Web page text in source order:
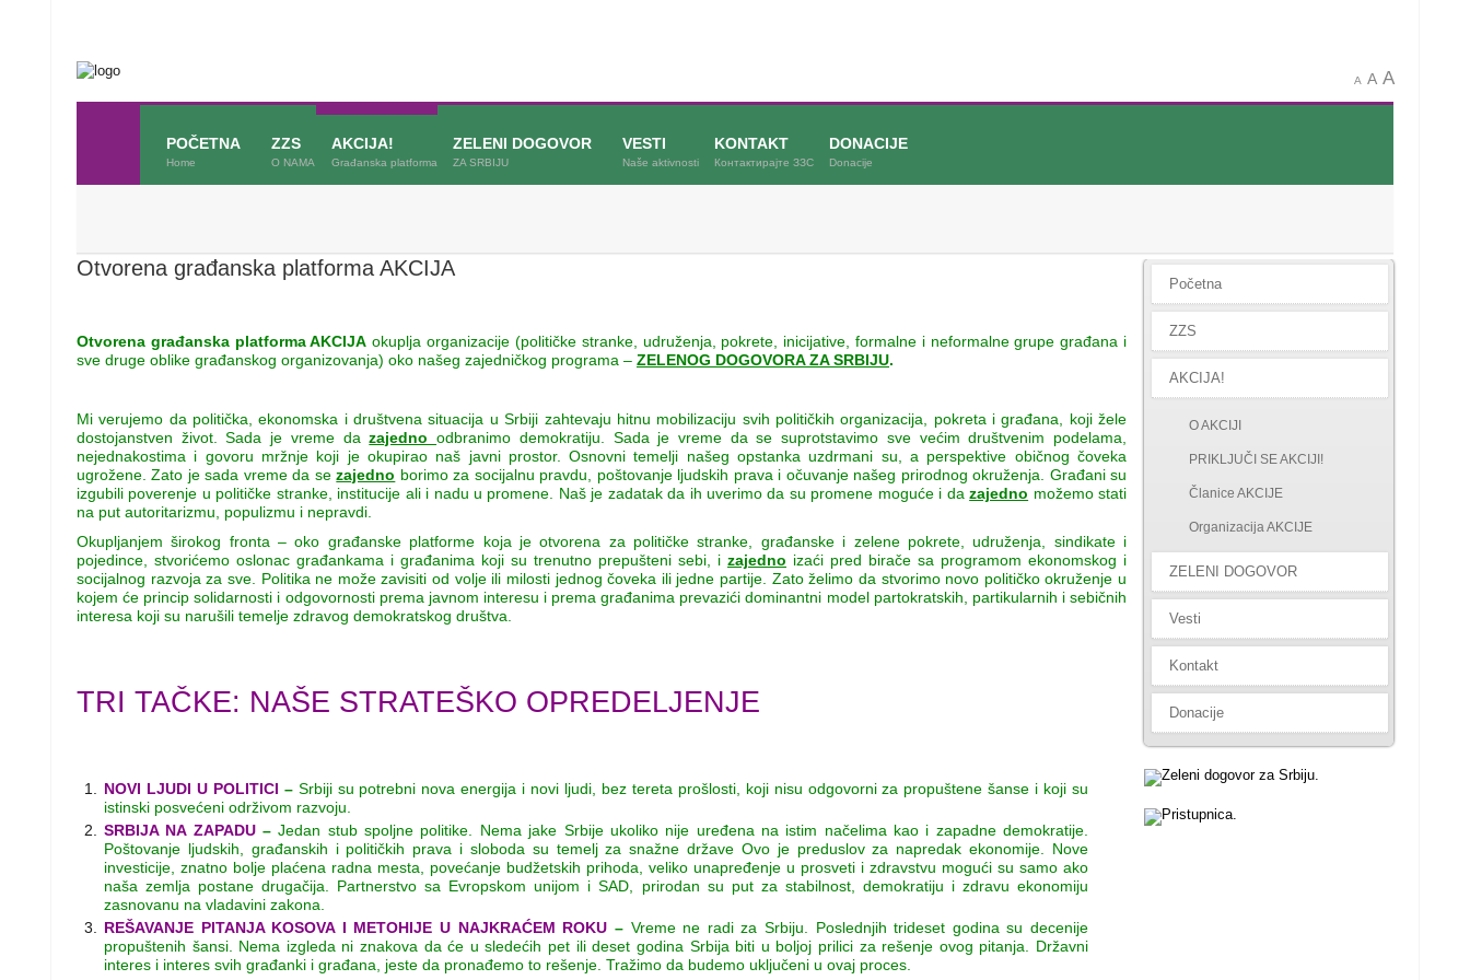
A A A
POČETNA
Home
ZZS
O NAMA
AKCIJA!
Građanska platforma
ZELENI DOGOVOR
ZA SRBIJU
VESTI
Naše aktivnosti
KONTAKT
Контактирајте ЗЗС
DONACIJE
Donacije
Otvorena građanska platforma AKCIJA
Otvorena građanska platforma AKCIJA okuplja organizacije (političke stranke, udruženja, pokrete, inicijative, formalne i neformalne grupe građana i
sve druge oblike građanskog organizovanja) oko našeg zajedničkog programa – ZELENOG DOGOVORA ZA SRBIJU.
Mi verujemo da politička, ekonomska i društvena situacija u Srbiji zahtevaju hitnu mobilizaciju svih političkih organizacija, pokreta i građana, koji žele
dostojanstven život. Sada je vreme dazajednoodbranimo demokratiju. Sada je vreme da se suprotstavimo sve većim društvenim podelama,
nejednakostima i govoru mržnje koji je okupirao naš javni prostor. Osnovni temelji našeg opstanka uzdrmani su, a perspektive običnog čoveka
ugrožene. Zato je sada vreme da sezajedno borimo za socijalnu pravdu, poštovanje ljudskih prava i očuvanje našeg prirodnog okruženja. Građani su
izgubili poverenje u političke stranke, institucije ali i nadu u promene. Naš je zadatak da ih uverimo da su promene moguće i dazajedno možemo stati
na put autoritarizmu, populizmu i nepravdi.
Okupljanjem širokog fronta – oko građanske platforme koja je otvorena za političke stranke, građanske i zelene pokrete, udruženja, sindikate i
pojedince, stvorićemo oslonac građankama i građanima koji su trenutno prepušteni sebi, i zajedno izaći pred birače sa programom ekonomskog i
socijalnog razvoja za sve. Politika ne može zavisiti od volje ili milosti jednog čoveka ili jedne partije. Zato želimo da stvorimo novo političko okruženje u
kojem će princip solidarnosti i odgovornosti prema javnom interesu i prema građanima prevazići dominantni model partokratskih, partikularnih i sebičnih
interesa koji su narušili temelje zdravog demokratskog društva.
TRI TAČKE: NAŠE STRATEŠKO OPREDELJENJE
NOVI LJUDI U POLITICI – Srbiji su potrebni nova energija i novi ljudi, bez tereta prošlosti, koji nisu odgovorni za propuštene šanse i koji su
istinski posvećeni održivom razvoju.
SRBIJA NA ZAPADU–Jedan stub spoljne politike. Nema jake Srbije ukoliko nije uređena na istim načelima kao i zapadne demokratije.
Poštovanje ljudskih, građanskih i političkih prava i sloboda su temelj za snažne države Ovo je preduslov za napredak ekonomije. Nove
investicije, znatno bolje plaćena radna mesta, povećanje budžetskih prihoda, veliko unapređenje u prosveti i zdravstvu mogući su samo ako
naša zemlja postane drugačija. Partnerstvo sa Evropskom unijom i SAD, prirodan su put za stabilnost, demokratiju i zdravu ekonomiju
zasnovanu na vladavini zakona.
REŠAVANJE PITANJA KOSOVA I METOHIJE U NAJKRAĆEM ROKU – Vreme ne radi za Srbiju. Poslednjih trideset godina su decenije
propuštenih šansi. Nema izgleda ni znakova da će u sledećih pet ili deset godina Srbija biti u boljoj prilici za rešenje ovog pitanja. Državni
interes i interes svih građanki i građana, jeste da pronađemo to rešenje. Tražimo da budemo uključeni u ovaj proces.
Početna
ZZS
AKCIJA!
O AKCIJI
PRIKLJUČI SE AKCIJI!
Članice AKCIJE
Organizacija AKCIJE
ZELENI DOGOVOR
Vesti
Kontakt
Donacije